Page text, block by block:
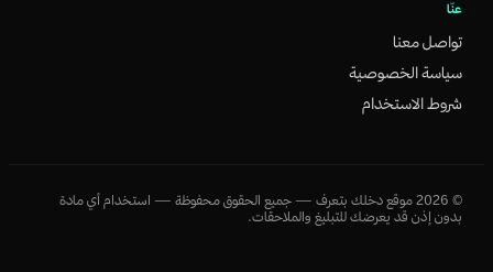
عنّا
تواصل معنا
سياسة الخصوصية
شروط الاستخدام
©
2026 موقع دخلك بتعرف — جميع الحقوق محفوظة — استخدام أي مادة
بدون إذن قد يعرضك للتبليغ والملاحقات.